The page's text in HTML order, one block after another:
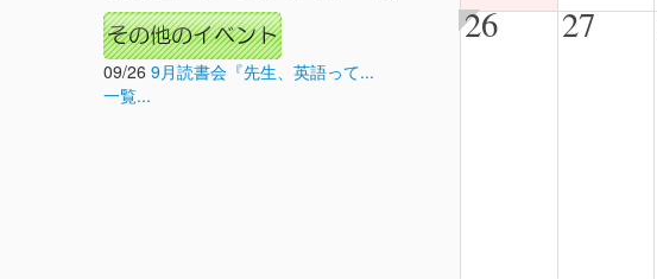
09/26 9月読書会『先生、英語って...
一覧...
26 27